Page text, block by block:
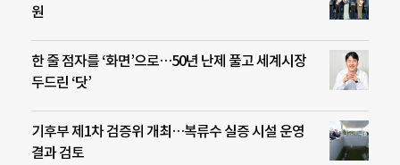
원
한 줄 점자를 ‘화면’으로…50년 난제 풀고 세계시장
두드린 ‘닷’
기후부 제1차 검증위 개최…복류수 실증 시설 운영
결과 검토